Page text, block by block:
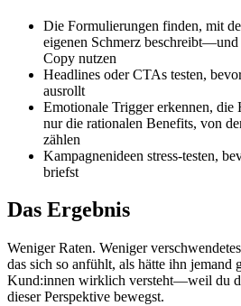
Die Formulierungen finden, mit
eigenen Schmerz
Copy nutzen
Headlines oder CTAs testen,
ausrollt
Emotionale Trigger erkennen,
nur die rationalen Benefits, von
zählen
Kampagnenideen stress-testen,
briefst
Das Ergebnis
Weniger Raten. Weniger
das sich so anfühlt, als hätte ihn jemand
Kund:innen wirklich versteht—weil du
dieser Perspektive bewegst.